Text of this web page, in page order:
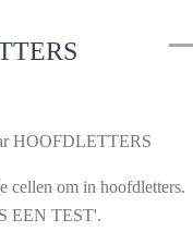
HOOFDLETTERS
cellen om in hoofdletters.
EEN TEST'.